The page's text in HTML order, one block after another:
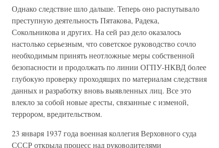
Однако следствие шло дальше. Теперь оно распутывало
преступную деятельность Пятакова, Радека,
Сокольникова и других. На сей раз дело оказалось
настолько серьезным, что советское руководство сочло
необходимым принять неотложные меры собственной
безопасности и продолжать по линии ОГПУ-НКВД более
глубокую проверку проходящих по материалам следствия
данных и разработку вновь выявленных лиц. Все это
влекло за собой новые аресты, связанные с изменой,
террором, вредительством.
23 января 1937 года военная коллегия Верховного суда
СССР открыла процесс над руководителями